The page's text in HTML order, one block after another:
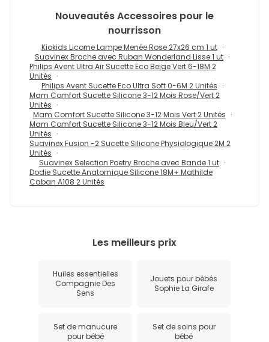
NouveautésAccessoires pour le
nourrisson
Kiokids Licorne Lampe Menée Rose 27x26 cm 1 ut
Suavinex Broche avec Ruban Wonderland Lisse 1 ut
Philips Avent Ultra Air Sucette Eco Beige Vert 6-18M 2
Unités
Philips Avent Sucette Eco Ultra Soft 0-6M 2 Unités
Mam Comfort Sucette Silicone 3-12 Mois Rose/Vert 2
Unités
Mam Comfort Sucette Silicone 3-12 Mois Vert 2 Unités
Mam Comfort Sucette Silicone 3-12 Mois Bleu/Vert 2
Unités
Suavinex Fusion -2 Sucette Silicone Physiologique 2M 2
Unités
Suavinex Selection Poetry Broche avec Bande 1 ut
Dodie Sucette Anatomique Silicone 18M+ Mathilde
Caban A108 2 Unités
Les meilleurs prix
Huiles essentielles
Compagnie Des
Sens
Jouets pour bébés
Sophie La Girafe
Set de manucure
pour bébé
Set de soins pour
bébé